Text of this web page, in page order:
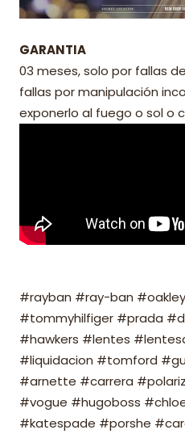
GARANTIA
03 meses, solo por fallas
fallas por manipulación
exponerlo al fuego o sol o
#rayban #ray-ban
#tommyhilfiger #prada
#hawkers #lentes
#liquidacion #tomford
#arnette #carrera
#vogue #hugoboss
#katespade #porshe